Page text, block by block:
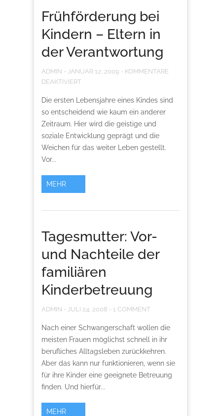
Frühförderung bei
Kindern – Eltern in
der Verantwortung
ADMIN - JANUAR 12, 2009 - KOMMENTARE
DEAKTIVIERT
Die ersten Lebensjahre eines Kindes sind
so entscheidend wie kaum ein anderer
Zeitraum. Hier wird die geistige und
soziale Entwicklung geprägt und die
Weichen für das weiter Leben gestellt.
Vor...
MEHR
Tagesmutter: Vor-
und Nachteile der
familiären
Kinderbetreuung
ADMIN - JULI 24, 2008 - 1 COMMENT
Nach einer Schwangerschaft wollen die
meisten Frauen möglichst schnell in ihr
berufliches Alltagsleben zurückkehren.
Aber das kann nur funktionieren, wenn sie
für ihre Kinder eine geeignete Betreuung
finden. Und hierfür...
MEHR